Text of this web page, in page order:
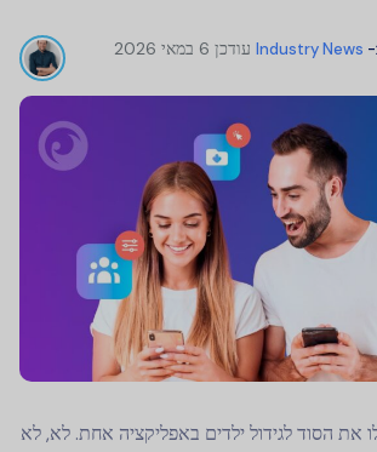
Industry News עודכן
את הסוד לגידול ילדים באפליקציה אחת. לא, לא